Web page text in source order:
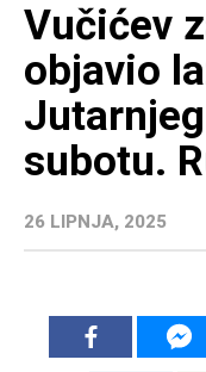
Vučićev
objavio
subotu.
26 LIPNJA, 2025